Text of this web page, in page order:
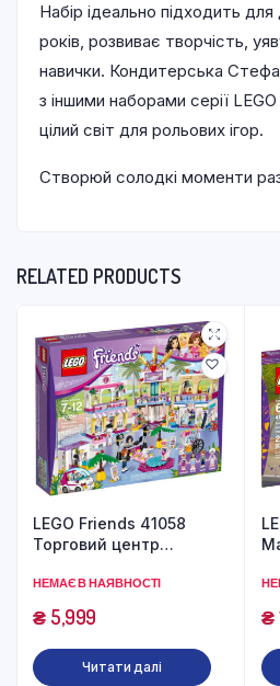
Набір ідеально підходить для
років, розвиває творчість,
навички. Кондитерська
з іншими наборами серії
цілий світ для рольових ігор.
Створюй солодкі моменти
RELATED PRODUCTS
LEGO Friends 41058
Торговий центр
деталей)
НЕМАЄ В НАЯВНОСТІ
₴5,999
Читати далі
₴